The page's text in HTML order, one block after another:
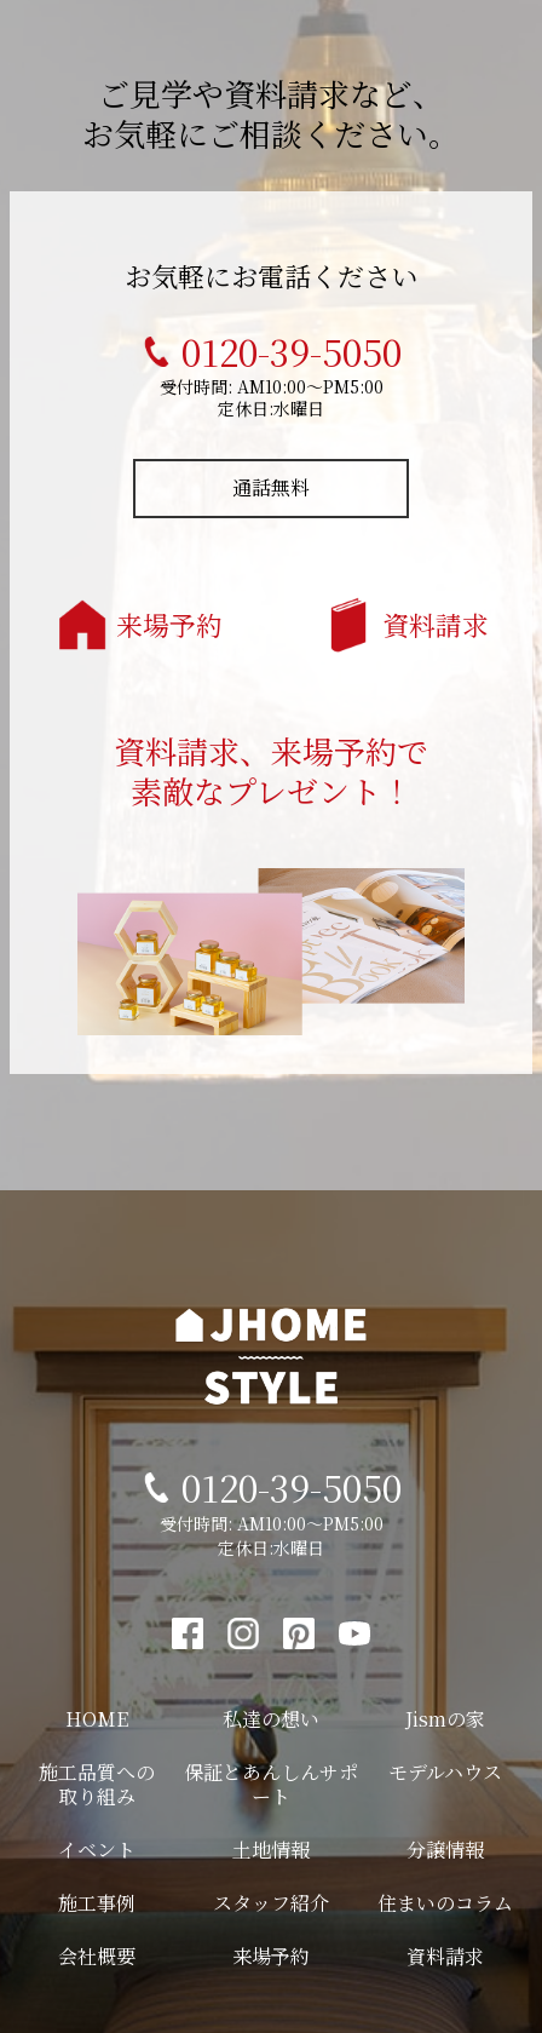
ご見学や資料請求など、
お気軽にご相談ください。
お気軽にお電話ください
0120-39-5050
受付時間: AM10:00～PM5:00
定休日:水曜日
通話無料
来場予約 資料請求
資料請求、来場予約で
素敵なプレゼント！
0120-39-5050
受付時間: AM10:00～PM5:00
定休日:水曜日
HOME 私達の想い
Jismの家
施工品質への
取り組み
保証とあんしんサポ
ート
モデルハウス
イベント 土地情報
分譲情報
施工事例
スタッフ紹介
住まいのコラム
会社概要
来場予約 資料請求